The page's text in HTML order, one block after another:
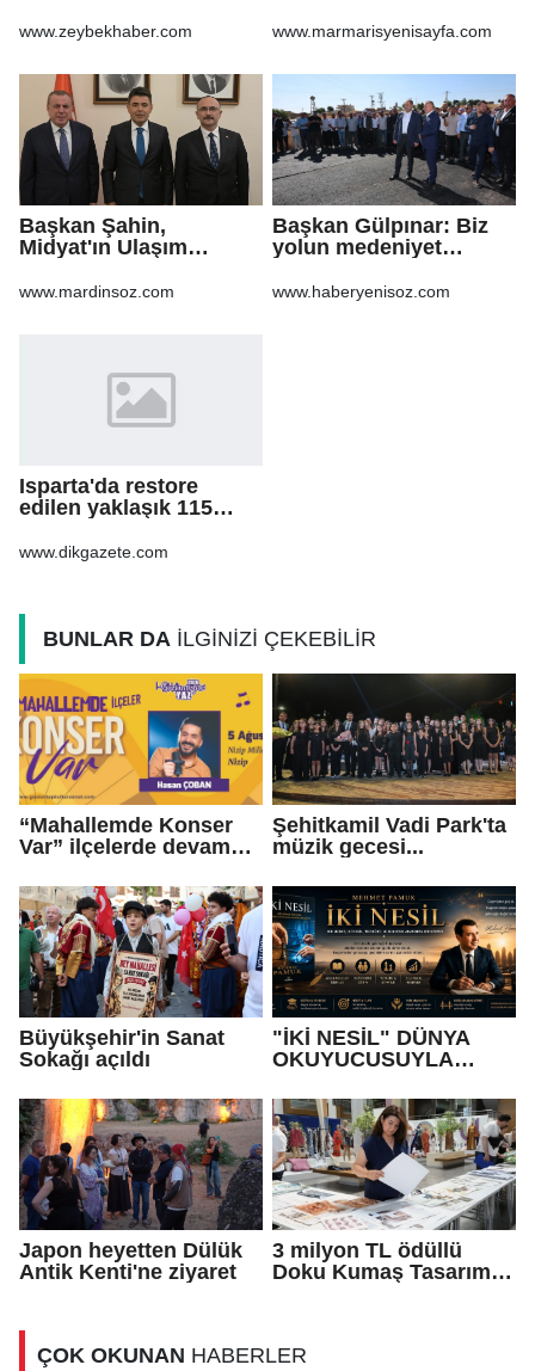
www.zeybekhaber.com www.marmarisyenisayfa.com
Başkan Şahin,
Midyat'ın Ulaşım
Taşıdı
www.mardinsoz.com
Başkan Gülpınar: Biz
yolun medeniyet
www.haberyenisoz.com
Isparta'da restore
edilen yaklaşık 115
atmosferiyle
www.dikgazete.com
BUNLAR DA İLGİNİZİ ÇEKEBİLİR
“Mahallemde Konser
Var” ilçelerde devam
Şehitkamil Vadi Park'ta
müzik gecesi...
Büyükşehir'in Sanat
Sokağı açıldı
"İKİ NESİL" DÜNYA
OKUYUCUSUYLA
Japon heyetten Dülük
Antik Kenti'ne ziyaret
3 milyon TL ödüllü
Doku Kumaş Tasarım
ÇOK OKUNAN HABERLER